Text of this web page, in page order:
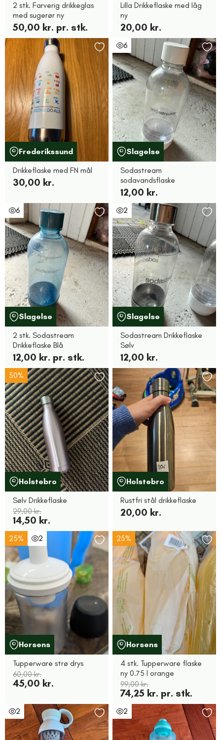
2 stk. Farverig drikkeglas
med sugerør ny
50,00 kr. pr. stk.
Lilla Drikkeflaske med låg
ny
20,00 kr.
Frederikssund
Drikkeflaske med FN mål
30,00 kr.
6
Slagelse
Sodastream
sodavandsflaske
12,00 kr.
6
Slagelse
2 stk. Sodastream
Drikkeflaske Blå
12,00 kr. pr. stk.
2
Slagelse
Sodastream Drikkeflaske
Sølv
12,00 kr.
50%
Holstebro
Sølv Drikkeflaske
29,00 kr.
14,50 kr.
Holstebro
Rustfri stål drikkeflaske
20,00 kr.
25% 2
Horsens
Tupperware strø drys
60,00 kr.
45,00 kr.
25%
Horsens
4 stk. Tupperware flaske
ny 0.75 l orange
99,00 kr.
74,25 kr. pr. stk.
2 2